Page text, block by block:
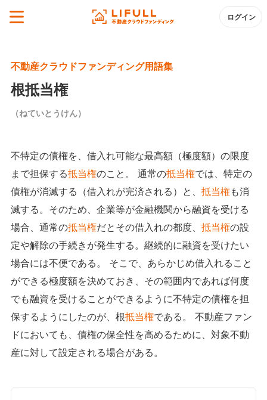
ログイン
不動産クラウドファンディング用語集
根抵当権
（ねていとうけん）
不特定の債権を、借入れ可能な最高額（極度額）の限度
まで担保する抵当権のこと。 通常の抵当権では、特定の
債権が消滅する（借入れが完済される）と、 抵当権も消
滅する。そのため、企業等が金融機関から融資を受ける
場合、通常の抵当権だとその借入れの都度、 抵当権の設
定や解除の手続きが発生する。継続的に融資を受けたい
場合には不便である。 そこで、あらかじめ借入れること
ができる極度額を決めておき、その範囲内であれば何度
でも融資を受けることができるように不特定の債権を担
保するようにしたのが、根抵当権である。 不動産ファン
ドにおいても、債権の保全性を高めるために、対象不動
産に対して設定される場合がある。